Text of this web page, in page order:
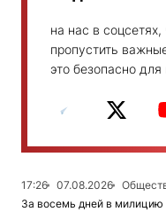
на нас в соцсетях,
пропустить
это безопасно для
17:26 07.08.2026
За восемь дней в милицию